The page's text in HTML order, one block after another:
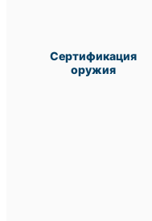
Сертификация
оружия